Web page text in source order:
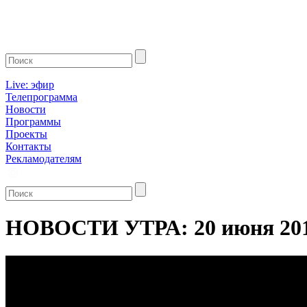
Live: эфир
Телепрограмма
Новости
Программы
Проекты
Контакты
Рекламодателям
НОВОСТИ УТРА: 20 июня